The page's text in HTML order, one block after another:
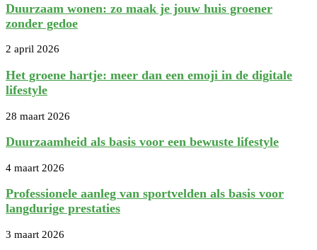
Duurzaam wonen: zo maak je jouw huis groener
zonder gedoe
2 april 2026
Het groene hartje: meer dan een emoji in de digitale
lifestyle
28 maart 2026
Duurzaamheid als basis voor een bewuste lifestyle
4 maart 2026
Professionele aanleg van sportvelden als basis voor
langdurige prestaties
3 maart 2026